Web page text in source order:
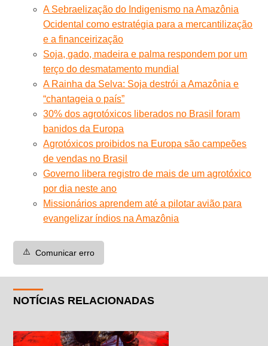
A Sebraelização do Indigenismo na Amazônia
Ocidental como estratégia para a mercantilização
e a financeirização
Soja, gado, madeira e palma respondem por um
terço do desmatamento mundial
A Rainha da Selva: Soja destrói a Amazônia e
“chantageia o país”
30% dos agrotóxicos liberados no Brasil foram
banidos da Europa
Agrotóxicos proibidos na Europa são campeões
de vendas no Brasil
Governo libera registro de mais de um agrotóxico
por dia neste ano
Missionários aprendem até a pilotar avião para
evangelizar índios na Amazônia
⚠️ Comunicar erro
NOTÍCIAS RELACIONADAS